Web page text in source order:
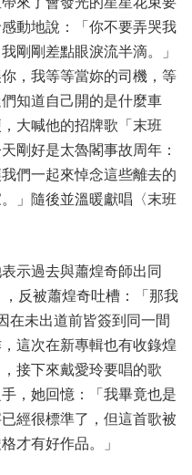
動地說：「你不要弄哭我
剛剛差點眼淚流半滴。」
，我等等當妳的司機，等
知道自己開的是什麼車
大喊他的招牌歌「末班
剛好是太魯閣事故周年：
們一起來悼念這些離去的
」隨後並溫暖獻唱〈末班
示過去與蕭煌奇師出同
反被蕭煌奇吐槽：「那我
在未出道前皆簽到同一間
這次在新專輯也有收錄煌
接下來戴愛玲要唱的歌
，她回憶：「我畢竟也是
經很標準了，但這首歌被
才有好作品。」